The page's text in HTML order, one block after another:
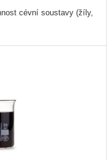
cévní soustavy (žíly,